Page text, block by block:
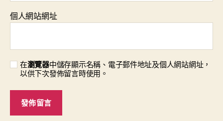
個人網站網址
在瀏覽器中儲存顯示名稱、電子郵件地址及個人網站網址，
以供下次發佈留言時使用。